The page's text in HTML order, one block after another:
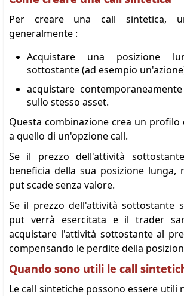
Per creare una call sintetica,
generalmente :
Acquistare una posizione
sottostante (ad esempio
acquistare
sullo stesso asset.
Questa combinazione crea un
a quello di un'opzione call.
Se il prezzo dell'attività
beneficia della sua posizione lunga,
put scade senza valore.
Se il prezzo dell'attività sottostante
put verrà esercitata e il trader
acquistare l'attività sottostante al
compensando le perdite della
Quando sono utili le call
Le call sintetiche possono essere utili